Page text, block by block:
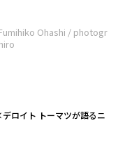
Ohashi / photogr
デロイト トーマツが語るニ